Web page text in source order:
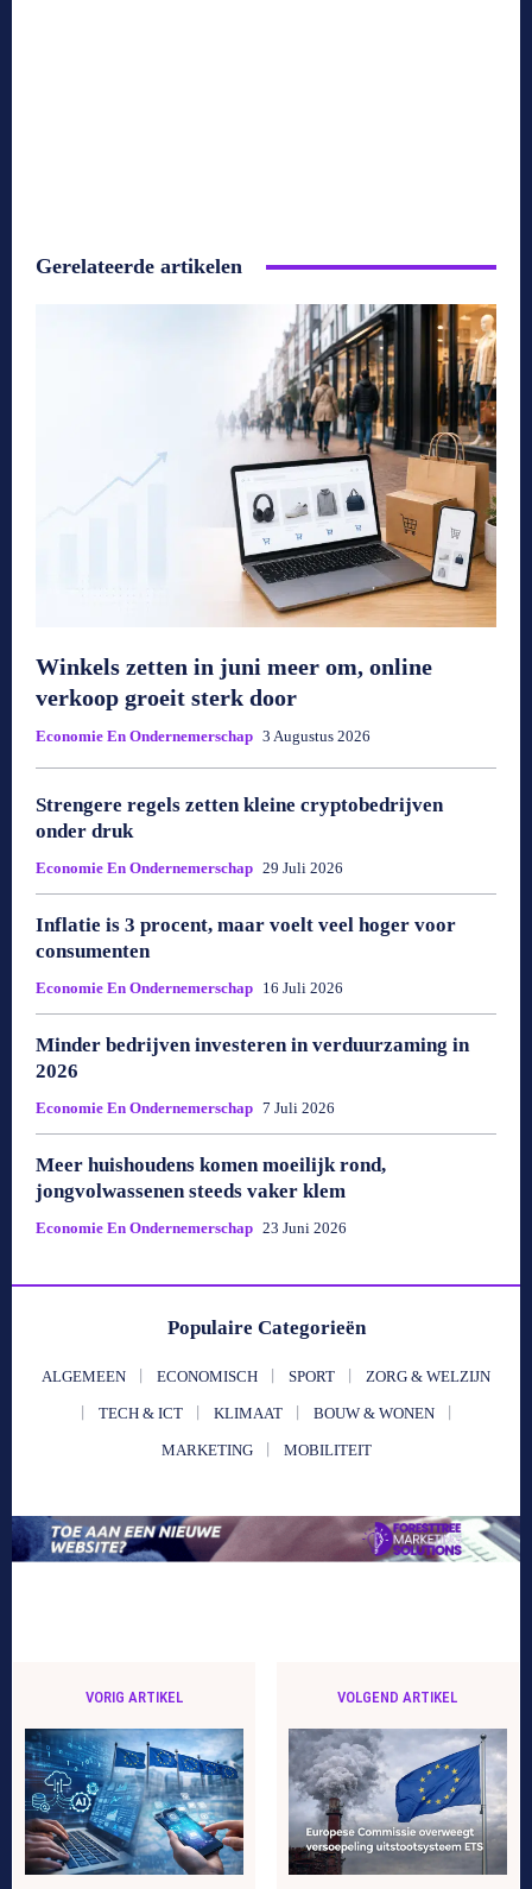
Gerelateerde artikelen
Winkels zetten in juni meer om, online
verkoop groeit sterk door
Economie En Ondernemerschap 3 Augustus 2026
Strengere regels zetten kleine cryptobedrijven
onder druk
Economie En Ondernemerschap 29 Juli 2026
Inflatie is 3 procent, maar voelt veel hoger voor
consumenten
Economie En Ondernemerschap 16 Juli 2026
Minder bedrijven investeren in verduurzaming in
2026
Economie En Ondernemerschap 7 Juli 2026
Meer huishoudens komen moeilijk rond,
jongvolwassenen steeds vaker klem
Economie En Ondernemerschap 23 Juni 2026
Populaire Categorieën
ALGEMEEN ECONOMISCH SPORT ZORG & WELZIJN
TECH & ICT KLIMAAT BOUW & WONEN
MARKETING MOBILITEIT
VORIG ARTIKEL VOLGEND ARTIKEL